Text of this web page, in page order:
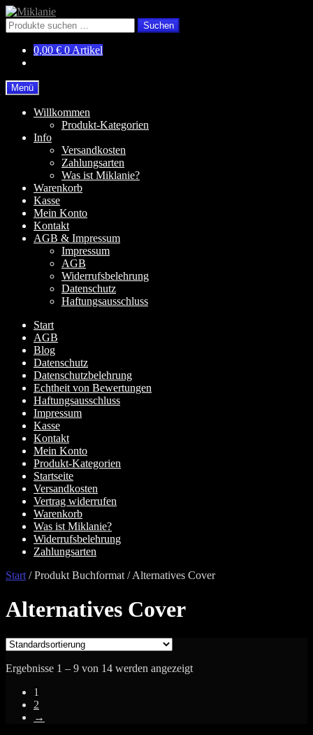
Zur
Navigation
springen
Zum
Inhalt
springen
Suchen
nach:
Suchen
0,00 € 0 Artikel
Menü
Willkommen
Produkt-Kategorien
Info
Versandkosten
Zahlungsarten
Was ist Miklanie?
Warenkorb
Kasse
Mein Konto
Kontakt
AGB & Impressum
Impressum
AGB
Widerrufsbelehrung
Datenschutz
Haftungsausschluss
Start
AGB
Blog
Datenschutz
Datenschutzbelehrung
Echtheit von Bewertungen
Haftungsausschluss
Impressum
Kasse
Kontakt
Mein Konto
Produkt-Kategorien
Startseite
Versandkosten
Vertrag widerrufen
Warenkorb
Was ist Miklanie?
Widerrufsbelehrung
Zahlungsarten
Start /Produkt Buchformat /Alternatives Cover
Alternatives Cover
Ergebnisse 1 – 9 von 14 werden angezeigt
1
2
→